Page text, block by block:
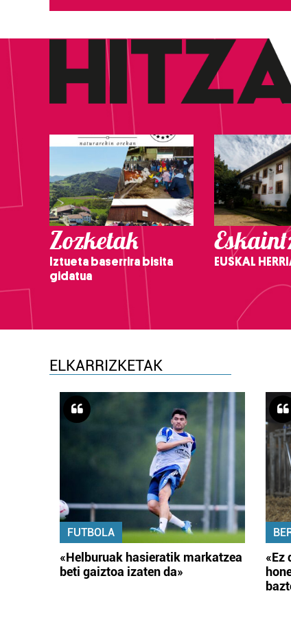
Zozketak
Iztueta baserrira bisita
gidatua
EUSKAL
ELKARRIZKETAK
FUTBOLA
«Helburuak hasieratik markatzea
beti gaiztoa izaten da»
«Ez